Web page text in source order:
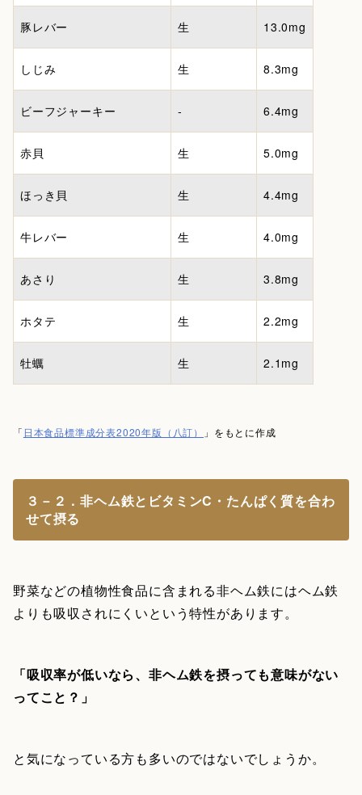
豚レバー 生 13.0mg
しじみ 生 8.3mg
ビーフジャーキー ‐ 6.4mg
赤貝 生 5.0mg
ほっき貝 生 4.4mg
牛レバー 生 4.0mg
あさり 生 3.8mg
ホタテ 生 2.2mg
牡蠣 生 2.1mg
「 日本食品標準成分表2020年版（八訂） 」をもとに作成
３－２．非ヘム鉄とビタミンC・たんぱく質を合わ
せて摂る
野菜などの植物性食品に含まれる非ヘム鉄にはヘム鉄
よりも吸収されにくいという特性があります。
「吸収率が低いなら、非ヘム鉄を摂っても意味がない
ってこと？」
と気になっている方も多いのではないでしょうか。